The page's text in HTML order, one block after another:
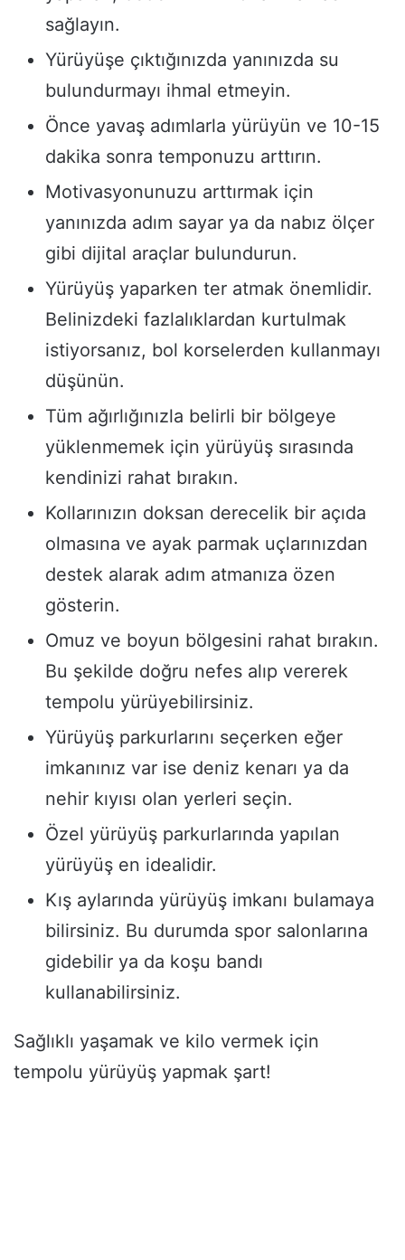
sağlayın.
Yürüyüşe çıktığınızda yanınızda su
bulundurmayı ihmal etmeyin.
Önce yavaş adımlarla yürüyün ve 10-15
dakika sonra temponuzu arttırın.
Motivasyonunuzu arttırmak için
yanınızda adım sayar ya da nabız ölçer
gibi dijital araçlar bulundurun.
Yürüyüş yaparken ter atmak önemlidir.
Belinizdeki fazlalıklardan kurtulmak
istiyorsanız, bol korselerden kullanmayı
düşünün.
Tüm ağırlığınızla belirli bir bölgeye
yüklenmemek için yürüyüş sırasında
kendinizi rahat bırakın.
Kollarınızın doksan derecelik bir açıda
olmasına ve ayak parmak uçlarınızdan
destek alarak adım atmanıza özen
gösterin.
Omuz ve boyun bölgesini rahat bırakın.
Bu şekilde doğru nefes alıp vererek
tempolu yürüyebilirsiniz.
Yürüyüş parkurlarını seçerken eğer
imkanınız var ise deniz kenarı ya da
nehir kıyısı olan yerleri seçin.
Özel yürüyüş parkurlarında yapılan
yürüyüş en idealidir.
Kış aylarında yürüyüş imkanı bulamaya
bilirsiniz. Bu durumda spor salonlarına
gidebilir ya da koşu bandı
kullanabilirsiniz.
Sağlıklı yaşamak ve kilo vermek için
tempolu yürüyüş yapmak şart!